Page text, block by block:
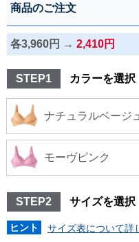
商品のご注文
各3,960円 → 2,410円
STEP1 カラーを選択
ナチュラルベージュ
モーヴピンク
STEP2 サイズを選択
ヒント サイズ表について詳